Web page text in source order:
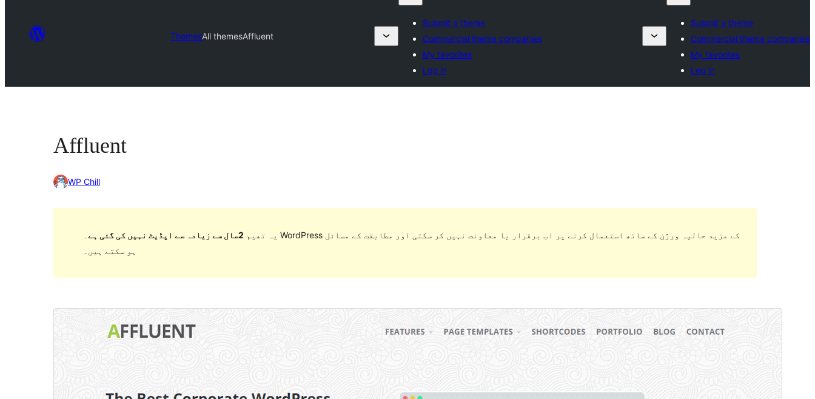
ThemesAll themesAffluent
Submit a theme
Commercial theme companies
My favorites
Log in
Submit a theme
Commercial theme companies
My favorites
Log in
Affluent
WP Chill
یہ تھیم 2سال سے زیادہ سے اپڈیٹ نہیں کی گئی ہے
ہو سکتے ہیں۔
ڈاؤن لوڈ کریں